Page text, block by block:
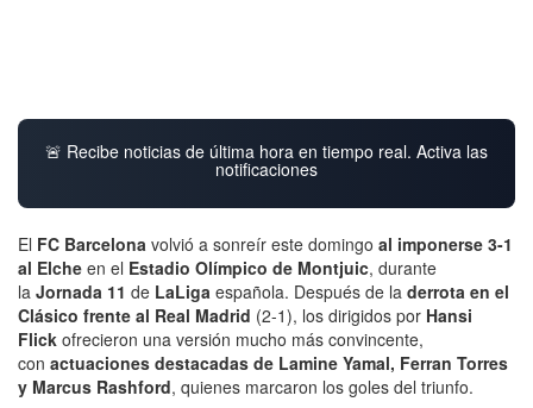
🚨 Recibe noticias de última hora en tiempo real. Activa las
notificaciones
El FC Barcelona volvió a sonreír este domingo al imponerse 3-1
al Elche en el Estadio Olímpico de Montjuic, durante
la Jornada 11 de LaLiga española. Después de la derrota en el
Clásico frente al Real Madrid (2-1), los dirigidos por Hansi
Flick ofrecieron una versión mucho más convincente,
con actuaciones destacadas de Lamine Yamal, Ferran Torres
y Marcus Rashford, quienes marcaron los goles del triunfo.